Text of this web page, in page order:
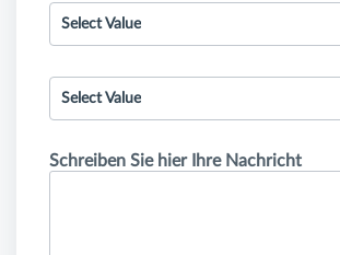
Select Value
Select Value
Schreiben Sie hier Ihre Nachricht